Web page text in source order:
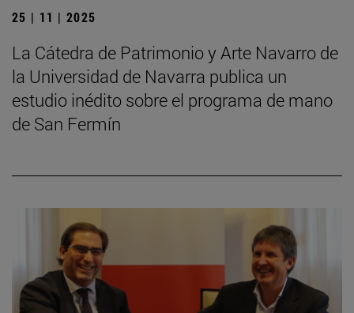
25 | 11 | 2025
La Cátedra de Patrimonio y Arte Navarro de
la Universidad de Navarra publica un
estudio inédito sobre el programa de mano
de San Fermín